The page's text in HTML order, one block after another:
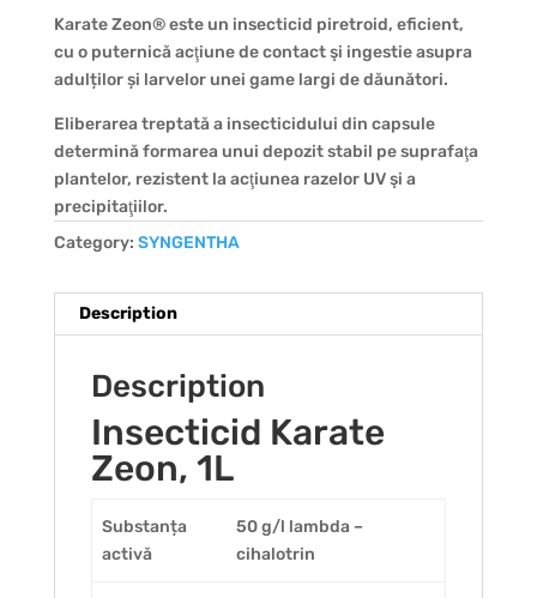
Karate Zeon® este un insecticid piretroid, eficient,
cu o puternică acţiune de contact şi ingestie asupra
adulților și larvelor unei game largi de dăunători.
Eliberarea treptată a insecticidului din capsule
determină formarea unui depozit stabil pe suprafaţa
plantelor, rezistent la acţiunea razelor UV şi a
precipitaţiilor.
Category: SYNGENTHA
Description
Description
Insecticid Karate
Zeon, 1L
Substanța
activă
50 g/l lambda –
cihalotrin